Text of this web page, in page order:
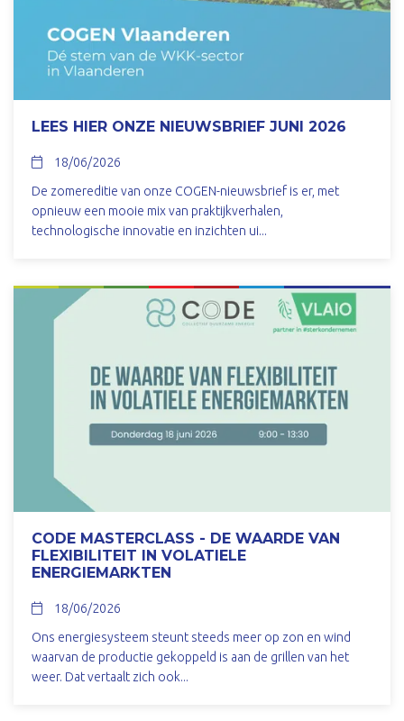
LEES HIER ONZE NIEUWSBRIEF JUNI 2026
18/06/2026
De zomereditie van onze COGEN-nieuwsbrief is er, met
opnieuw een mooie mix van praktijkverhalen,
technologische innovatie en inzichten ui...
CODE MASTERCLASS - DE WAARDE VAN
FLEXIBILITEIT IN VOLATIELE
ENERGIEMARKTEN
18/06/2026
Ons energiesysteem steunt steeds meer op zon en wind
waarvan de productie gekoppeld is aan de grillen van het
weer. Dat vertaalt zich ook...